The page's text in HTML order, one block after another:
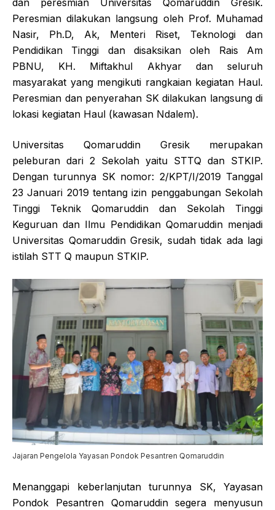
dan peresmian Universitas Qomaruddin Gresik.
Peresmian dilakukan langsung oleh Prof. Muhamad
Nasir, Ph.D, Ak, Menteri Riset, Teknologi dan
Pendidikan Tinggi dan disaksikan oleh Rais Am
PBNU, KH. Miftakhul Akhyar dan seluruh
masyarakat yang mengikuti rangkaian kegiatan Haul.
Peresmian dan penyerahan SK dilakukan langsung di
lokasi kegiatan Haul (kawasan Ndalem).
Universitas Qomaruddin Gresik merupakan
peleburan dari 2 Sekolah yaitu STTQ dan STKIP.
Dengan turunnya SK nomor: 2/KPT/I/2019 Tanggal
23 Januari 2019 tentang izin penggabungan Sekolah
Tinggi Teknik Qomaruddin dan Sekolah Tinggi
Keguruan dan Ilmu Pendidikan Qomaruddin menjadi
Universitas Qomaruddin Gresik, sudah tidak ada lagi
istilah STT Q maupun STKIP.
Jajaran Pengelola Yayasan Pondok Pesantren Qomaruddin
Menanggapi keberlanjutan turunnya SK, Yayasan
Pondok Pesantren Qomaruddin segera menyusun